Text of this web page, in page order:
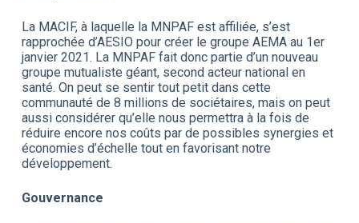
La MACIF, à laquelle la MNPAF est affiliée, s’est
rapprochée d’AESIO pour créer le groupe AEMA au 1er
janvier 2021. La MNPAF fait donc partie d’un nouveau
groupe mutualiste géant, second acteur national en
santé. On peut se sentir tout petit dans cette
communauté de 8 millions de sociétaires, mais on peut
aussi considérer qu’elle nous permettra à la fois de
réduire encore nos coûts par de possibles synergies et
économies d’échelle tout en favorisant notre
développement.
Gouvernance